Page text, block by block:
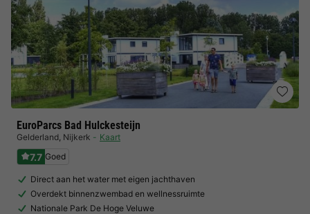
EuroParcs Bad Hulckesteijn
Gelderland, Nijkerk Kaart
7.7 Goed
Direct aan het water met eigen jachthaven
Overdekt binnenzwembad en wellnessruimte
Nationale Park De Hoge Veluwe